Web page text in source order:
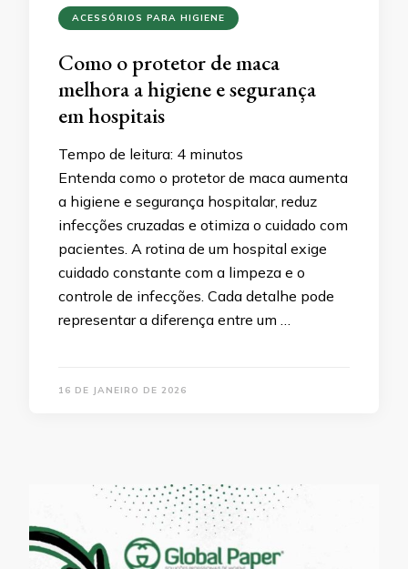
ACESSÓRIOS PARA HIGIENE
Como o protetor de maca
melhora a higiene e segurança
em hospitais
Tempo de leitura: 4 minutos
Entenda como o protetor de maca aumenta
a higiene e segurança hospitalar, reduz
infecções cruzadas e otimiza o cuidado com
pacientes. A rotina de um hospital exige
cuidado constante com a limpeza e o
controle de infecções. Cada detalhe pode
representar a diferença entre um …
16 DE JANEIRO DE 2026